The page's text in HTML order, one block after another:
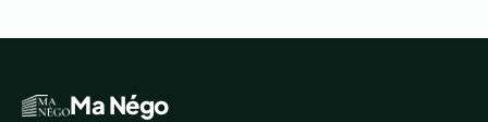
Ma Négo